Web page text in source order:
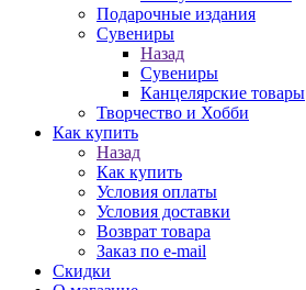
Подарочные издания
Сувениры
Назад
Сувениры
Канцелярские товары
Творчество и Хобби
Как купить
Назад
Как купить
Условия оплаты
Условия доставки
Возврат товара
Заказ по e-mail
Скидки